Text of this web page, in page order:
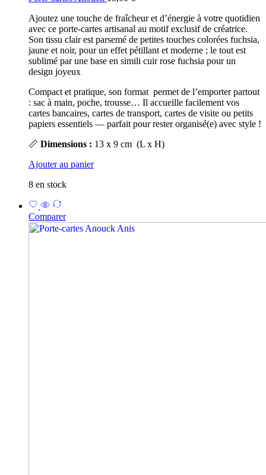
Ajoutez une touche de fraîcheur et d’énergie à votre quotidien
avec ce porte-cartes artisanal au motif exclusif de créatrice.
Son tissu clair est parsemé de petites touches colorées fuchsia,
jaune et noir, pour un effet pétillant et moderne ; le tout est
sublimé par une base en simili cuir rose fuchsia pour un
design joyeux
Compact et pratique, son format permet de l’emporter partout
: sac à main, poche, trousse… Il accueille facilement vos
cartes bancaires, cartes de transport, cartes de visite ou petits
papiers essentiels — parfait pour rester organisé(e) avec style !
📏 Dimensions : 13 x 9 cm (L x H)
Ajouter au panier
8 en stock
Comparer